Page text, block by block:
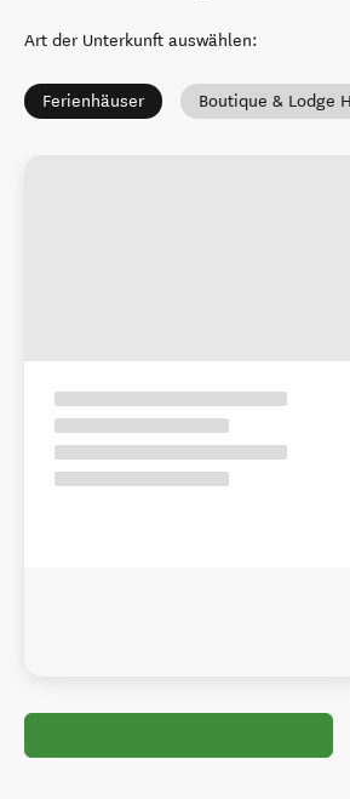
Art der Unterkunft auswählen:
Ferienhäuser Boutique & Lodge